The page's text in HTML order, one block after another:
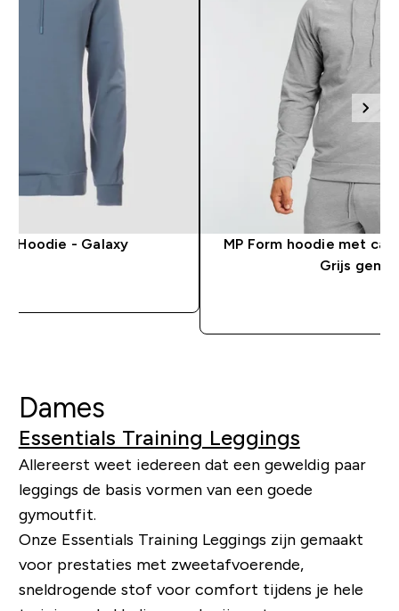
Hoodie - Galaxy
MP Form hoodie met
Grijs
Dames
Essentials Training Leggings
Allereerst weet iedereen dat een geweldig paar
leggings de basis vormen van een goede
gymoutfit.
Onze Essentials Training Leggings zijn gemaakt
voor prestaties met zweetafvoerende,
sneldrogende stof voor comfort tijdens je hele